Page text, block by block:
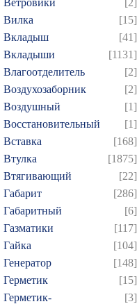
Ветровики
[2]
Вилка
[15]
Вкладыш
[41]
Вкладыши
[1131]
Влагоотделитель
[2]
Воздухозаборник
[2]
Воздушный
[1]
Восстановительный
[1]
Вставка
[168]
Втулка
[1875]
Втягивающий
[22]
Габарит
[286]
Габаритный
[6]
Газматики
[117]
Гайка
[104]
Генератор
[148]
Герметик
[15]
Герметик-
[3]